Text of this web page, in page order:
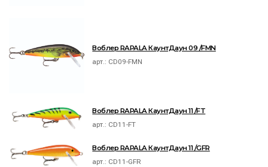
Воблер RAPALA КаунтДаун 09 /FMN
арт.: CD09-FMN
Воблер RAPALA КаунтДаун 11 /FT
арт.: CD11-FT
Воблер RAPALA КаунтДаун 11 /GFR
арт.: CD11-GFR